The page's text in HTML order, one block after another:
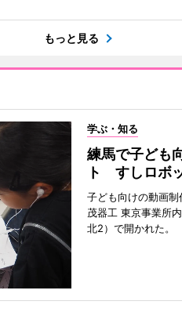
もっと見る
学ぶ・知る
練馬で子ども
ト すしロボ
子ども向けの動画
茂器工 東京事業所
北2）で開かれた。